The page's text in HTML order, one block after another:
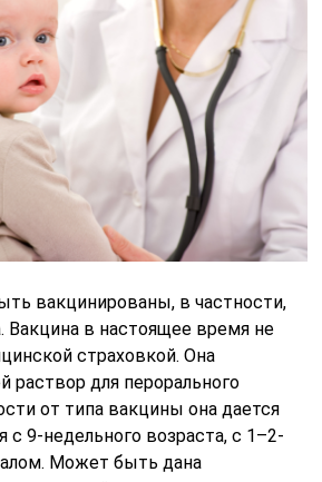
вакцинированы, в частности,
Вакцина в настоящее время не
страховкой. Она
раствор для перорального
от типа вакцины она дается
с 9-недельного возраста, с 1–2-
Может быть дана